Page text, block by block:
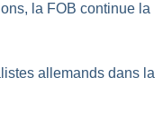
la FOB continue la
allemands dans la